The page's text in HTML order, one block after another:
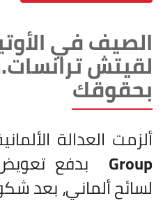
الصيف في
لقيتش
بحقوقك
ألزمت العدالة
Group بدفع
لسائح ألماني، بعد